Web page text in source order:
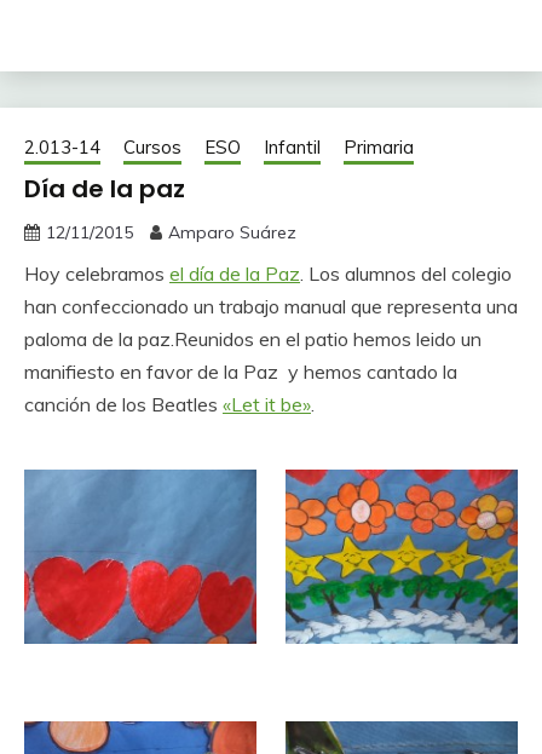
2.013-14 Cursos ESO Infantil Primaria
Día de la paz
12/11/2015 Amparo Suárez
Hoy celebramos el día de la Paz. Los alumnos del colegio
han confeccionado un trabajo manual que representa una
paloma de la paz.Reunidos en el patio hemos leido un
manifiesto en favor de la Paz y hemos cantado la
canción de los Beatles «Let it be».